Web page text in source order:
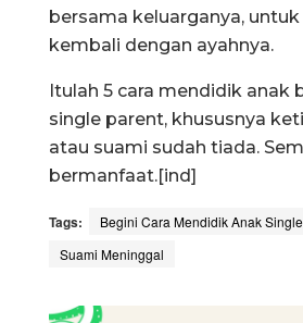
bersama keluarganya,
kembali dengan ayahnya.
Itulah 5 cara mendidik anak
single parent, khususnya
atau suami sudah tiada.
bermanfaat.[ind]
Tags:
Begini Cara Mendidik Anak
Suami Meninggal